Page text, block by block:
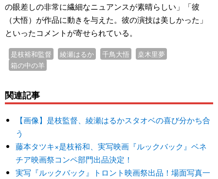
の眼差しの非常に繊細なニュアンスが素晴らしい」「彼
（大悟）が作品に動きを与えた。彼の演技は美しかった」
といったコメントが寄せられている。
是枝裕和監督 綾瀬はるか 千鳥大悟
桒木里夢
箱の中の羊
関連記事
【画像】是枝監督、綾瀬はるかスタオベの喜び分かち合
う
藤本タツキ×是枝裕和、実写映画『ルックバック』ベネ
チア映画祭コンペ部門出品決定！
実写『ルックバック』トロント映画祭出品！場面写真一